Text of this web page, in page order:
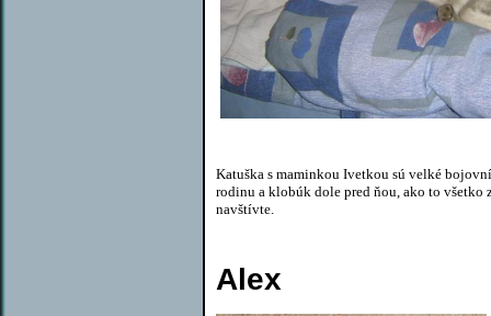
Katuška s maminkou Ivetkou sú velké
rodinu a klobúk dole pred ňou, ako to všetko
navštívte.
Alex